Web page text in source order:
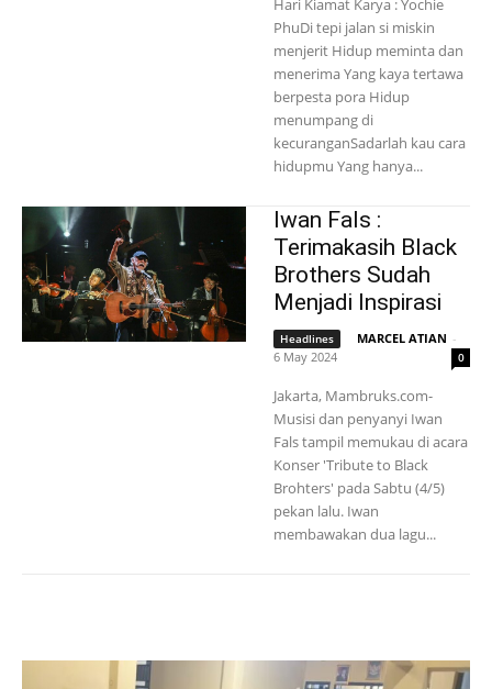
Hari Kiamat Karya : Yochie
PhuDi tepi jalan si miskin
menjerit Hidup meminta dan
menerima Yang kaya tertawa
berpesta pora Hidup
menumpang di
kecuranganSadarlah kau cara
hidupmu Yang hanya...
Iwan Fals :
Terimakasih Black
Brothers Sudah
Menjadi Inspirasi
Headlines MARCEL ATIAN -
6 May 2024
0
Jakarta, Mambruks.com-
Musisi dan penyanyi Iwan
Fals tampil memukau di acara
Konser 'Tribute to Black
Brohters' pada Sabtu (4/5)
pekan lalu. Iwan
membawakan dua lagu...